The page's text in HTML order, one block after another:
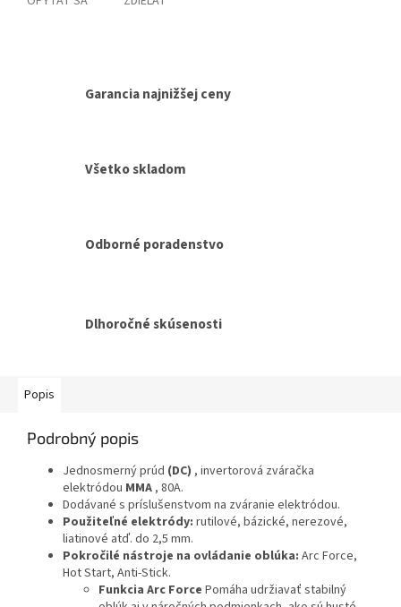
Garancia najnižšej ceny
Všetko skladom
Odborné poradenstvo
Dlhoročné skúsenosti
Popis
Podrobný popis
Jednosmerný prúd (DC) , invertorová zváračka
elektródou MMA, 80A.
Dodávané s príslušenstvom na zváranie elektródou.
Použiteľné elektródy: rutilové, bázické, nerezové,
liatinové atď. do 2,5 mm.
Pokročilé nástroje na ovládanie oblúka: Arc Force,
Hot Start, Anti-Stick.
Funkcia Arc Force Pomáha udržiavať stabilný